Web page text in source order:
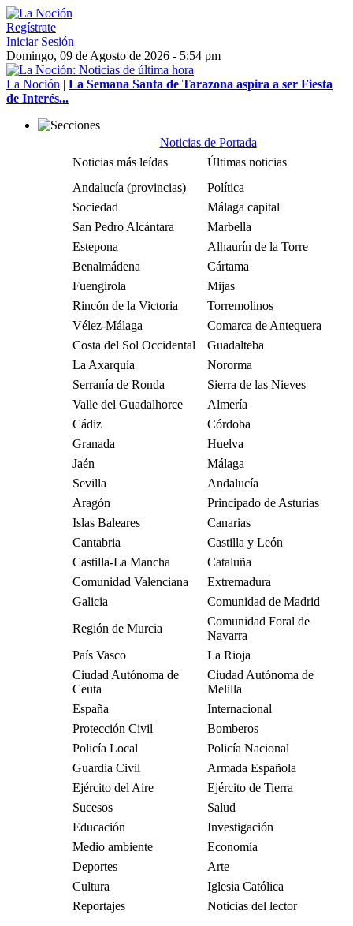
Regístrate
Iniciar Sesión
Domingo, 09 de Agosto de 2026 - 5:54 pm
La Noción | La Semana Santa de Tarazona aspira a ser Fiesta
de Interés...
Noticias de Portada
Noticias más leídas
Últimas noticias
Andalucía (provincias)
Política
Sociedad
Málaga capital
San Pedro Alcántara
Marbella
Estepona
Alhaurín de la Torre
Benalmádena
Cártama
Fuengirola
Mijas
Rincón de la Victoria
Torremolinos
Vélez-Málaga
Comarca de Antequera
Costa del Sol Occidental
Guadalteba
La Axarquía
Nororma
Serranía de Ronda
Sierra de las Nieves
Valle del Guadalhorce
Almería
Cádiz
Córdoba
Granada
Huelva
Jaén
Málaga
Sevilla
Andalucía
Aragón
Principado de Asturias
Islas Baleares
Canarias
Cantabria
Castilla y León
Castilla-La Mancha
Cataluña
Comunidad Valenciana
Extremadura
Galicia
Comunidad de Madrid
Región de Murcia
Comunidad Foral de
Navarra
País Vasco
La Rioja
Ciudad Autónoma de
Ceuta
Ciudad Autónoma de
Melilla
España
Internacional
Protección Civil
Bomberos
Policía Local
Policía Nacional
Guardia Civil
Armada Española
Ejército del Aire
Ejército de Tierra
Sucesos
Salud
Educación
Investigación
Medio ambiente
Economía
Deportes
Arte
Cultura
Iglesia Católica
Reportajes
Noticias del lector